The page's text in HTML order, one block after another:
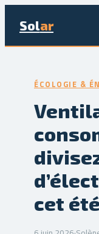
Solar
Bricolage
Écologie & Énergie
Jardinage
ÉCOLOGIE &
cet été